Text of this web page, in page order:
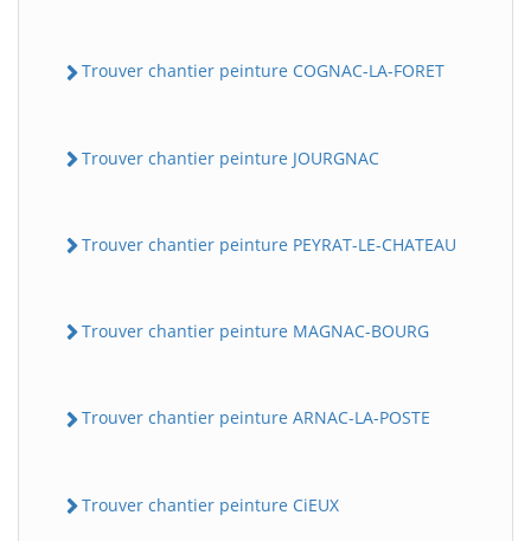
Trouver chantier peinture COGNAC-LA-FORET
Trouver chantier peinture JOURGNAC
Trouver chantier peinture PEYRAT-LE-CHATEAU
Trouver chantier peinture MAGNAC-BOURG
Trouver chantier peinture ARNAC-LA-POSTE
Trouver chantier peinture CiEUX